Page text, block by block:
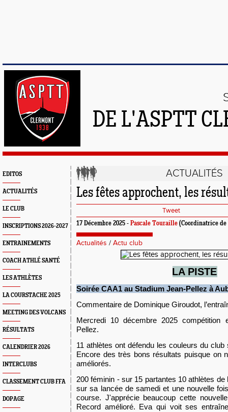
DE L'ASPTT
EDITOS
ACTUALITÉS
LE CLUB
INSCRIPTIONS 2026-2027
ENTRAINEMENTS
COACH ATHLÉ SANTÉ
LES ATHLÈTES
LA COURSTACHE 2025
MEETING DES VOLCANS
RÉSULTATS
CALENDRIER 2026
INTERCLUBS
CLASSEMENT CLUB FFA
DOPAGE
ACTUALITÉS
Les fêtes approchent, les
Tweet
17 Décembre 2025 - Pascale Touraille (Coordinatrice
Actualités / Actu club
LA PISTE
Soirée CAA1 au Stadium Jean-Pellez à
Commentaire de Dominique Giroudot,
Mercredi 10 décembre 2025
Pellez.
11 athlètes ont défendu les couleurs du
Encore des très bons résultats puisque on
améliorés.
200 féminin - sur 15 partantes 10 athlètes
sur sa lancée de samedi et une nouvelle
course. J'apprécie beaucoup cette
Record amélioré. Eva qui voit ses